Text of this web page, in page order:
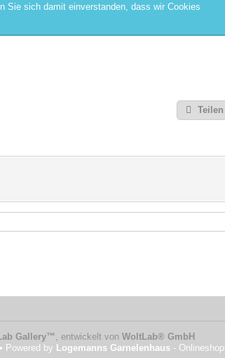
Sie sich damit einverstanden, dass wir Cookies
Teilen
Gallery™, entwickelt von WoltLab® GmbH
• Powered by Logemanns Garnelenhaus - Onlineshop